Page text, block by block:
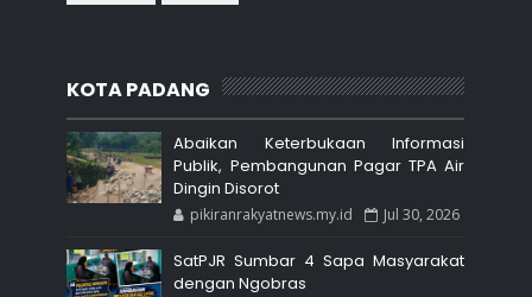
KOTA PADANG
Abaikan Keterbukaan Informasi
Publik, Pembangunan Pagar TPA Air
Dingin Disorot
pikiranrakyatnews.my.id Jul 30, 2026
SatPJR Sumbar 4 Sapa Masyarakat
dengan Ngobras